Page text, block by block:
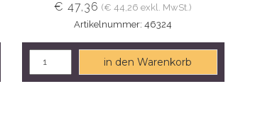
€ 47,36 (€ 44,26 exkl. MwSt.)
Artikelnummer: 46324
in den Warenkorb